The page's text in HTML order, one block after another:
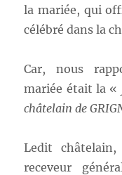
la mariée, qui
célébré dans la
Car, nous
mariée était la «
châtelain de
Ledit châtelain,
receveur